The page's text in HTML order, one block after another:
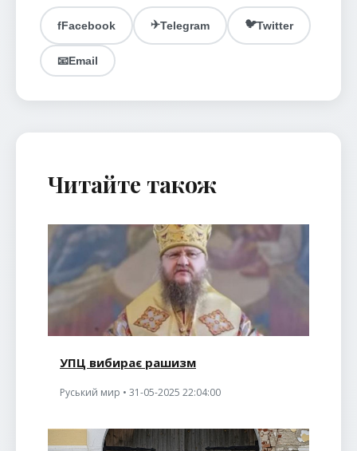
fFacebook ✈️Telegram 🐦Twitter
📧Email
Читайте також
УПЦ вибирає рашизм
Руський мир • 31-05-2025 22:04:00